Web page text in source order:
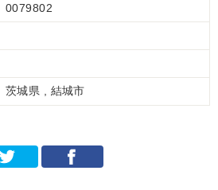
0079802
茨城県 , 結城市